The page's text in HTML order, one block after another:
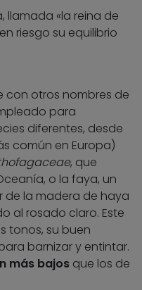
llamada «la reina de
riesgo su equilibrio
con otros nombres de
para
diferentes, desde
común en Europa)
, que
o la faya, un
de la madera de haya
al rosado claro. Este
tonos, su buen
barnizar y entintar.
más bajos que los de